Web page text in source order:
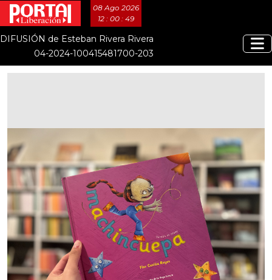
08 Ago 2026
12 : 00 : 50
DIFUSIÓN de Esteban Rivera Rivera
04-2024-100415481700-203